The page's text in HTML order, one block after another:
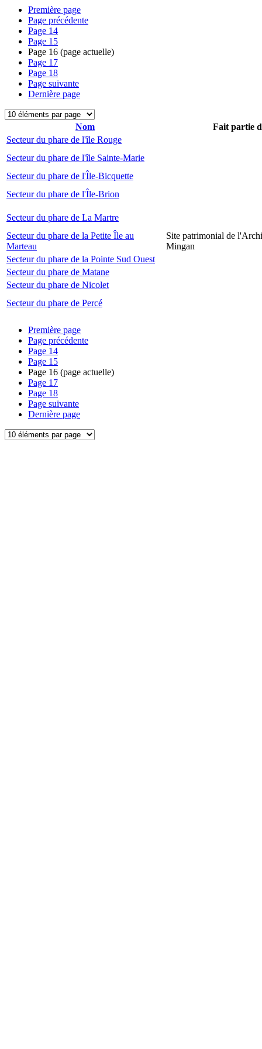
Première page
Page précédente
Page 14
Page 15
Page 16 (page actuelle)
Page 17
Page 18
Page suivante
Dernière page
Nom
Fait partie
Secteur du phare de l'île Rouge
Secteur du phare de l'île Sainte-Marie
Secteur du phare de l'Île-Bicquette
Secteur du phare de l'Île-Brion
Secteur du phare de La Martre
Secteur du phare de la Petite Île au
Marteau
Site patrimonial de
Mingan
Secteur du phare de la Pointe Sud Ouest
Secteur du phare de Matane
Secteur du phare de Nicolet
Secteur du phare de Percé
Première page
Page précédente
Page 14
Page 15
Page 16 (page actuelle)
Page 17
Page 18
Page suivante
Dernière page